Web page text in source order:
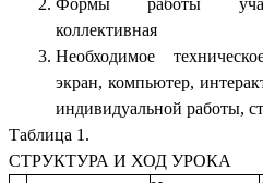
Формы работы
коллективная
Необходимое
экран, компьютер,
индивидуальной работы,
Таблица 1.
СТРУКТУРА И ХОД УРОКА